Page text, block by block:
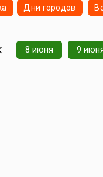
Дни городов
8 июня 9